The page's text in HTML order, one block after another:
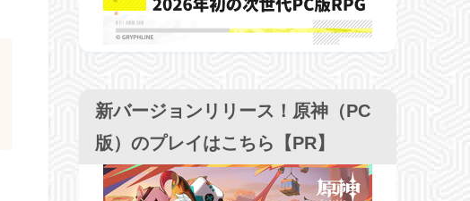
新バージョンリリース！原神（PC
版）のプレイはこちら【PR】